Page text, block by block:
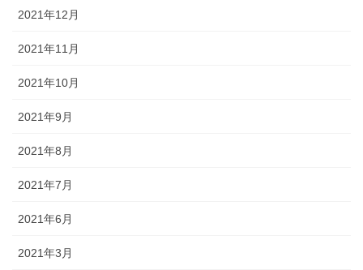
2021年12月
2021年11月
2021年10月
2021年9月
2021年8月
2021年7月
2021年6月
2021年3月